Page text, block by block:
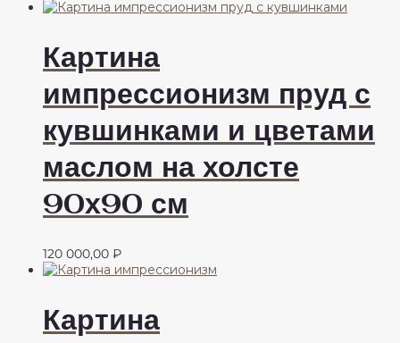
Картина
импрессионизм пруд с
кувшинками и цветами
маслом на холсте
90х90 см
120 000,00 ₽
Картина